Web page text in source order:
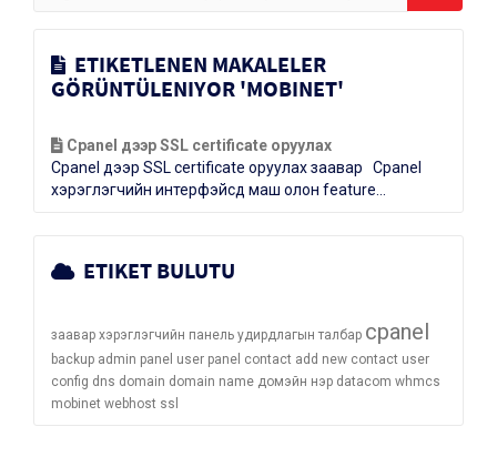
ETIKETLENEN MAKALELER
GÖRÜNTÜLENIYOR 'MOBINET'
Cpanel дээр SSL certificate оруулах
Cpanel дээр SSL certificate оруулах заавар Cpanel
хэрэглэгчийн интерфэйсд маш олон feature...
ETIKET BULUTU
заавар хэрэглэгчийн панель удирдлагын талбар cpanel
backup admin panel user panel contact add new contact user
config dns domain domain name домэйн нэр datacom whmcs
mobinet webhost ssl